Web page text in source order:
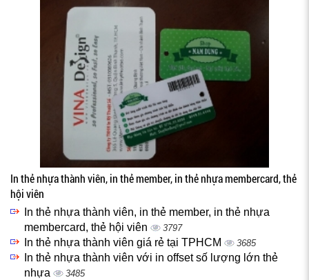
In thẻ nhựa thành viên, in thẻ member, in thẻ nhựa membercard, thẻ
hội viên
In thẻ nhựa thành viên, in thẻ member, in thẻ nhựa
membercard, thẻ hội viên
3797
In thẻ nhựa thành viên giá rẻ tại TPHCM 3685
In thẻ nhựa thành viên với in offset số lượng lớn thẻ
nhựa
3485